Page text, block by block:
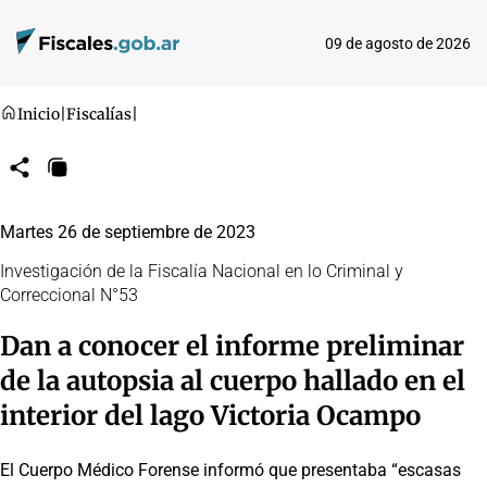
09 de agosto de 2026
Inicio Fiscalías
CompartirCopiar
Martes 26 de septiembre de 2023
Investigación de la Fiscalía Nacional en lo Criminal y
Correccional N°53
Dan a conocer el informe preliminar
de la autopsia al cuerpo hallado en el
interior del lago Victoria Ocampo
El Cuerpo Médico Forense informó que presentaba “escasas